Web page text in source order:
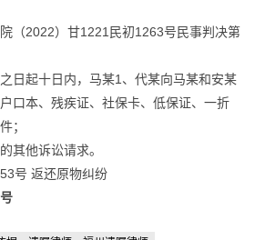
（2022）甘1221民初1263号民事判决第
日起十日内，马某1、代某向马某和安某
口本、残疾证、社保卡、低保证、一折
；
其他诉讼请求。
号 返还原物纠纷